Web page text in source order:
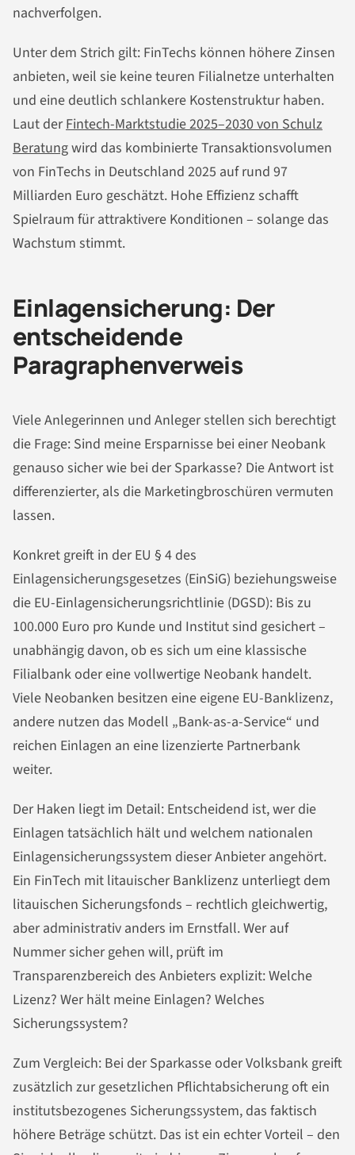
nachverfolgen.
Unter dem Strich gilt: FinTechs können höhere Zinsen
anbieten, weil sie keine teuren Filialnetze unterhalten
und eine deutlich schlankere Kostenstruktur haben.
Laut derFintech-Marktstudie 2025–2030 von Schulz
Beratungwird das kombinierte Transaktionsvolumen
von FinTechs in Deutschland 2025 auf rund 97
Milliarden Euro geschätzt. Hohe Effizienz schafft
Spielraum für attraktivere Konditionen – solange das
Wachstum stimmt.
Einlagensicherung: Der
entscheidende
Paragraphenverweis
Viele Anlegerinnen und Anleger stellen sich berechtigt
die Frage: Sind meine Ersparnisse bei einer Neobank
genauso sicher wie bei der Sparkasse? Die Antwort ist
differenzierter, als die Marketingbroschüren vermuten
lassen.
Konkret greift in der EU § 4 des
Einlagensicherungsgesetzes (EinSiG) beziehungsweise
die EU-Einlagensicherungsrichtlinie (DGSD): Bis zu
100.000 Euro pro Kunde und Institut sind gesichert –
unabhängig davon, ob es sich um eine klassische
Filialbank oder eine vollwertige Neobank handelt.
Viele Neobanken besitzen eine eigene EU-Banklizenz,
andere nutzen das Modell „Bank-as-a-Service“ und
reichen Einlagen an eine lizenzierte Partnerbank
weiter.
Der Haken liegt im Detail: Entscheidend ist, wer die
Einlagen tatsächlich hält und welchem nationalen
Einlagensicherungssystem dieser Anbieter angehört.
Ein FinTech mit litauischer Banklizenz unterliegt dem
litauischen Sicherungsfonds – rechtlich gleichwertig,
aber administrativ anders im Ernstfall. Wer auf
Nummer sicher gehen will, prüft im
Transparenzbereich des Anbieters explizit: Welche
Lizenz? Wer hält meine Einlagen? Welches
Sicherungssystem?
Zum Vergleich: Bei der Sparkasse oder Volksbank greift
zusätzlich zur gesetzlichen Pflichtabsicherung oft ein
institutsbezogenes Sicherungssystem, das faktisch
höhere Beträge schützt. Das ist ein echter Vorteil – den